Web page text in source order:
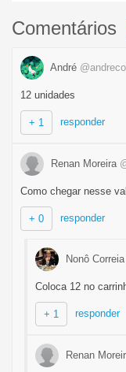
Comentários
André
12 unidades
+ 1 responder
Renan Moreira
Como chegar nesse
+ 0 responder
Nonô Correia
Coloca 12 no
+ 1 responder
Renan